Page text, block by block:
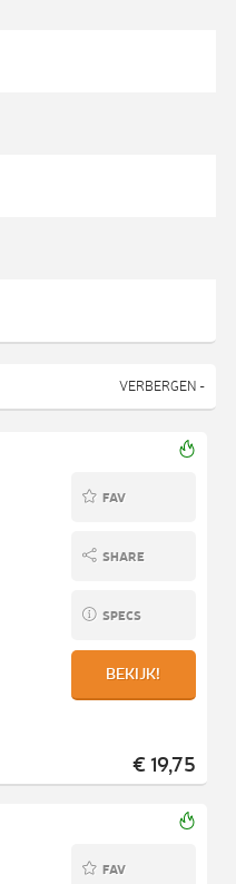
VERBERGEN -
FAV
SHARE
SPECS
BEKIJK!
€ 19,75
FAV